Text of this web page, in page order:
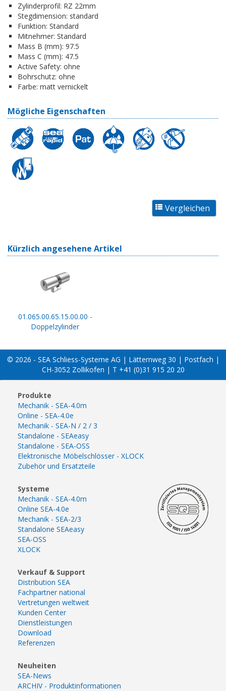
Zylinderprofil: RZ 22mm
Stegdimension: standard
Funktion: Standard
Mitnehmer: Standard
Mass B (mm): 97.5
Mass C (mm): 47.5
Active Safety: ohne
Bohrschutz: ohne
Farbe: matt vernickelt
Mögliche Eigenschaften
Kürzlich angesehene Artikel
01.065.00.65.15.00.00 -
Doppelzylinder
© 2026 - SEA Schliess-Systeme AG | Lätternweg 30 | Postfach |
CH-3052 Zollikofen | T +41 (0)31 915 20 20
Produkte
Mechanik - SEA-4.0m
Online - SEA-4.0e
Mechanik - SEA-N / 2 / 3
Standalone - SEAeasy
Standalone - SEA-OSS
Elektronische Möbelschlösser - XLOCK
Zubehör und Ersatzteile
Systeme
Mechanik - SEA-4.0m
Online SEA-4.0e
Mechanik - SEA-2/3
Standalone SEAeasy
SEA-OSS
XLOCK
Verkauf & Support
Distribution SEA
Fachpartner national
Vertretungen weltweit
Kunden Center
Dienstleistungen
Download
Referenzen
Neuheiten
SEA-News
ARCHIV - Produktinformationen